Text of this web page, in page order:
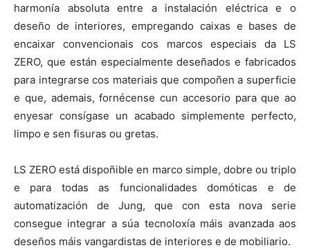
harmonía absoluta entre a instalación eléctrica e o
deseño de interiores, empregando caixas e bases de
encaixar convencionais cos marcos especiais da LS
ZERO, que están especialmente deseñados e fabricados
para integrarse cos materiais que compoñen a superficie
e que, ademais, fornécense cun accesorio para que ao
enyesar consígase un acabado simplemente perfecto,
limpo e sen fisuras ou gretas.
LS ZERO está dispoñible en marco simple, dobre ou triplo
e para todas as funcionalidades domóticas e de
automatización de Jung, que con esta nova serie
consegue integrar a súa tecnoloxía máis avanzada aos
deseños máis vangardistas de interiores e de mobiliario.